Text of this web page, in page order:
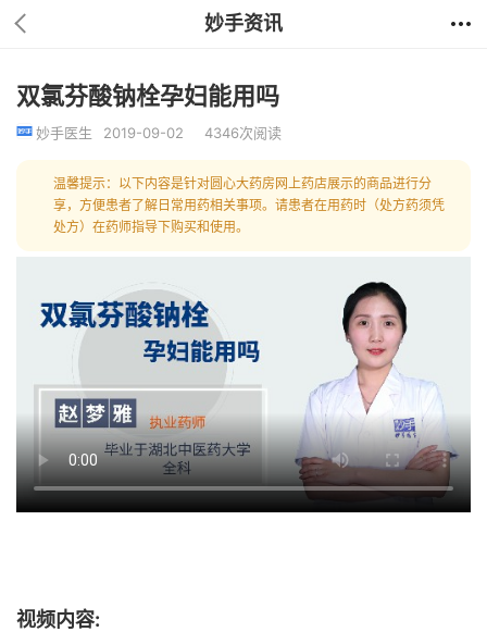
妙手资讯
双氯芬酸钠栓孕妇能用吗
妙手医生 2019-09-02 4346次阅读
温馨提示：以下内容是针对圆心大药房网上药店展示的商品进行分
享，方便患者了解日常用药相关事项。请患者在用药时（处方药须凭
处方）在药师指导下购买和使用。
视频内容: